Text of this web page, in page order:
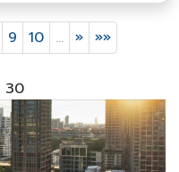
9 10 … » »»
30